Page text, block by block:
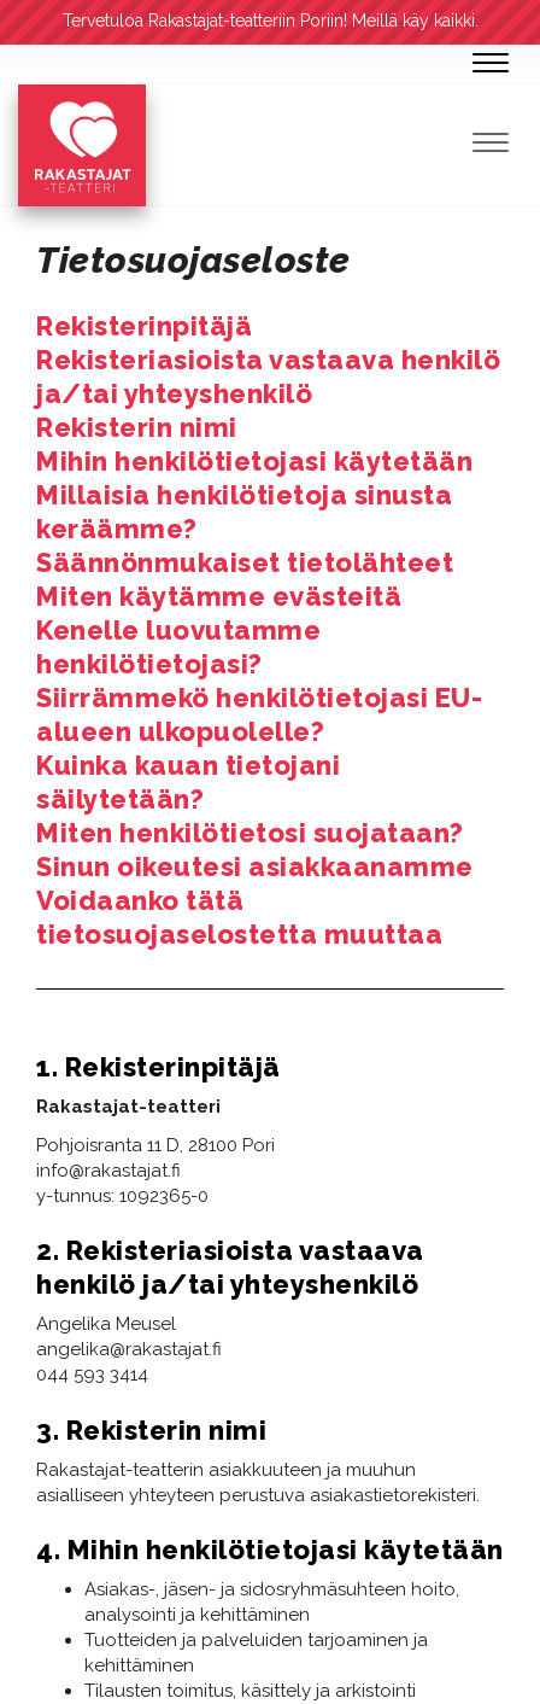
Tervetuloa Rakastajat-teatteriin Poriin! Meillä käy kaikki.
Tietosuojaseloste
Rekisterinpitäjä
Rekisteriasioista vastaava henkilö
ja/tai yhteyshenkilö
Rekisterin nimi
Mihin henkilötietojasi käytetään
Millaisia henkilötietoja sinusta
keräämme?
Säännönmukaiset tietolähteet
Miten käytämme evästeitä
Kenelle luovutamme
henkilötietojasi?
Siirrämmekö henkilötietojasi EU-
alueen ulkopuolelle?
Kuinka kauan tietojani
säilytetään?
Miten henkilötietosi suojataan?
Sinun oikeutesi asiakkaanamme
Voidaanko tätä
tietosuojaselostetta muuttaa
1. Rekisterinpitäjä
Rakastajat-teatteri
Pohjoisranta 11 D, 28100 Pori
info@rakastajat.fi​​​​​
y-tunnus: 1092365-0
2. Rekisteriasioista vastaava
henkilö ja/tai yhteyshenkilö
​​​​​​​Angelika Meusel
angelika@rakastajat.fi
044 593 3414​​​​​​​
3. Rekisterin nimi
Rakastajat-teatterin asiakkuuteen ja muuhun
asialliseen yhteyteen perustuva asiakastietorekisteri.
4. Mihin henkilötietojasi käytetään
Asiakas-, jäsen- ja sidosryhmäsuhteen hoito,
analysointi ja kehittäminen
Tuotteiden ja palveluiden tarjoaminen ja
kehittäminen
Tilausten toimitus, käsittely ja arkistointi